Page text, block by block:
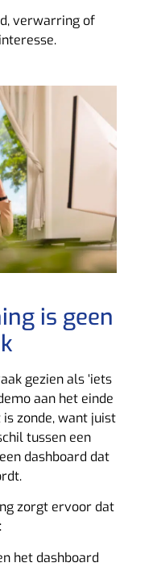
verwarring of
is geen
gezien als ‘iets
aan het einde
zonde, want juist
tussen een
dashboard dat
zorgt ervoor dat
het dashboard